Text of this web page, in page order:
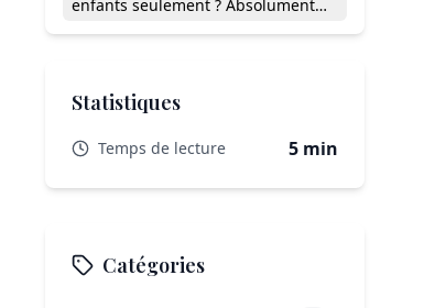
enfants seulement ? Absolument
Statistiques
Temps de lecture 5 min
Catégories